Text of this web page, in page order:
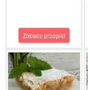
Zobacz przepis!